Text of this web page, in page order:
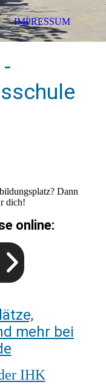
Dann
dich!
online:
mehr bei
IHK
IMPRESSUM